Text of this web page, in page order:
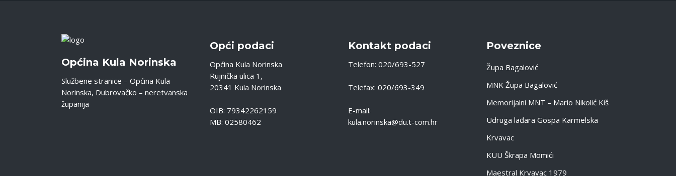
Općina Kula Norinska
Službene stranice – Općina Kula
Norinska, Dubrovačko – neretvanska
županija
Opći podaci
Općina Kula Norinska
Rujnička ulica 1,
20341 Kula Norinska
OIB: 79342262159
MB: 02580462
Kontakt podaci
Telefon: 020/693-527
Telefax: 020/693-349
E-mail:
kula.norinska@du.t-com.hr
Poveznice
Župa Bagalović
MNK Župa Bagalović
Memorijalni MNT – Mario Nikolić Kiš
Udruga lađara Gospa Karmelska
Krvavac
KUU Škrapa Momići
Maestral Krvavac 1979